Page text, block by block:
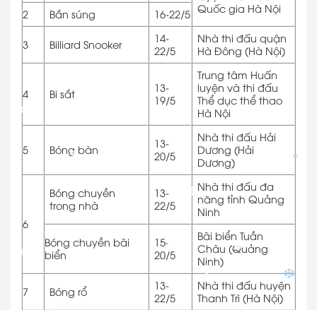
Quốc gia Hà Nội
2 Bắn súng 16-22/5
3 Billiard Snooker
14-
22/5
Nhà thi đấu quận
Hà Đông (Hà Nội)
4 Bi sắt
13-
19/5
Trung tâm Huấn
luyện và thi đấu
Thể dục thể thao
Hà Nội
5 Bóng bàn
13-
20/5
Nhà thi đấu Hải
Dương (Hải
Dương)
6
Bóng chuyền
trong nhà
13-
22/5
Nhà thi đấu đa
năng tỉnh Quảng
Ninh
Bóng chuyền bãi
biển
15-
20/5
Bãi biển Tuần
Châu (Quảng
Ninh)
7 Bóng rổ
13-
22/5
Nhà thi đấu huyện
Thanh Trì (Hà Nội)
✽
✽
✽
✽
✽
✽
✽ ✽